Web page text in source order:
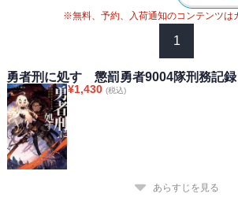
※無料、予約、入荷通知のコンテンツは
1
勇者刑に処す 懲罰勇者9004隊刑務記録
¥1,430 (税込)
あらすじを見る